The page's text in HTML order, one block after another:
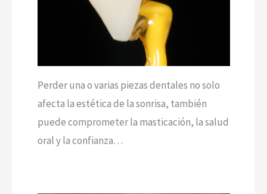
Perder una o varias piezas dentales no solo
afecta la estética de la sonrisa, también
puede comprometer la masticación, la salud
oral y la confianza…